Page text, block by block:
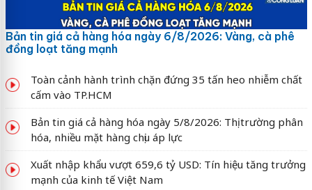
Bản tin giá cả hàng hóa ngày 6/8/2026: Vàng, cà phê
đồng loạt tăng mạnh
Toàn cảnh hành trình chặn đứng 35 tấn heo nhiễm chất
cấm vào TP.HCM
Bản tin giá cả hàng hóa ngày 5/8/2026: Thị trường phân
hóa, nhiều mặt hàng chịu áp lực
Xuất nhập khẩu vượt 659,6 tỷ USD: Tín hiệu tăng trưởng
mạnh của kinh tế Việt Nam